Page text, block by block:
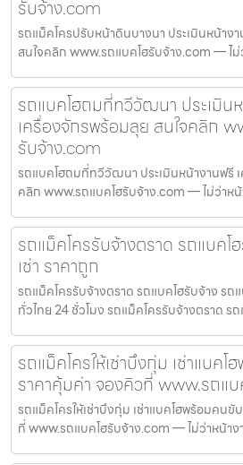
รับจ้าง.com
รถแม็คโครปรับหน้าดินบางนา ประเมินหน้าง
สนใจคลิก www.รถแบคโฮรับจ้าง.com — ไ
รถแบคโฮถมที่ทวีวัฒนา ประเมิน
เครื่องจักรพร้อมลุย สนใจคลิก
รับจ้าง.com
รถแบคโฮถมที่ทวีวัฒนา ประเมินหน้างานฟรี
คลิก www.รถแบคโฮรับจ้าง.com — ไม่ว่าห
รถแม็คโครรับจ้างตราด รถแบคโ
เช่า ราคาถูก
รถแม็คโครรับจ้างตราด รถแบคโฮรับจ้าง รถ
ทั่วไทย 24 ชั่วโมง รถแม็คโครรับจ้างตราด ร
รถแม็คโครให้เช่าบึงกุ่ม เช่าแบค
ราคาคุ้มค่า จองคิวที่ www.รถแ
รถแม็คโครให้เช่าบึงกุ่ม เช่าแบคโฮพร้อมคน
ที่ www.รถแบคโฮรับจ้าง.com — ไม่ว่าหน้าง